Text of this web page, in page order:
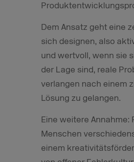
Dem Ansatz geht eine
sich designen, also
und wertvoll, wenn sie
der Lage sind, reale
verlangen nach einem
Lösung zu gelangen.
Eine weitere
Menschen
einem